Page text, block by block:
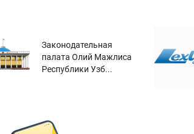
Законодательная
палата Олий Мажлиса
Республики Узб...